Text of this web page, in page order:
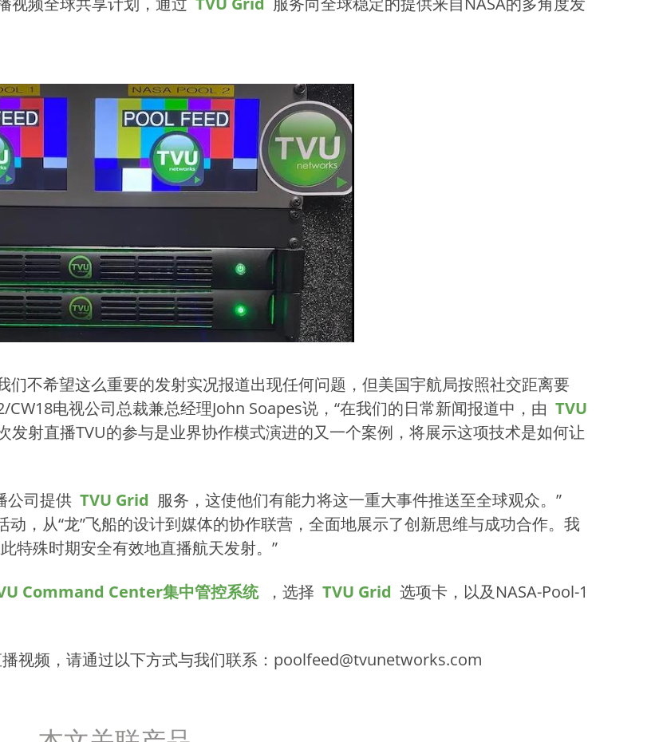
们不希望这么重要的发射实况报道出现任何问题，但美国宇航局按照社交距离要
电视公司总裁兼总经理John Soapes说，“在我们的日常新闻报道中，由 TVU
发射直播TVU的参与是业界协作模式演进的又一个案例，将展示这项技术是如何让
公司提供 TVU Grid 服务，这使他们有能力将这一重大事件推送至全球观众。”
动，从“龙”飞船的设计到媒体的协作联营，全面地展示了创新思维与成功合作。我
特殊时期安全有效地直播航天发射。”
Command Center集中管控系统，选择 TVU Grid 选项卡，以及NASA-Pool-1
视频，请通过以下方式与我们联系：poolfeed@tvunetworks.com